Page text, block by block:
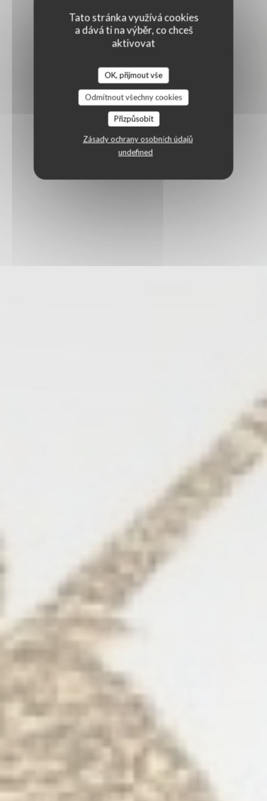
Tato stránka využívá cookies
a dává ti na výběr, co chceš
aktivovat
OK, přijmout vše
Odmítnout všechny cookies
Přizpůsobit
Zásady ochrany osobních údajů
undefined